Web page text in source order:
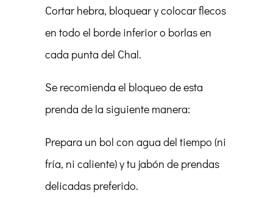
Cortar hebra, bloquear y colocar flecos
en todo el borde inferior o borlas en
cada punta del Chal.
Se recomienda el bloqueo de esta
prenda de la siguiente manera:
Prepara un bol con agua del tiempo (ni
fría, ni caliente) y tu jabón de prendas
delicadas preferido.